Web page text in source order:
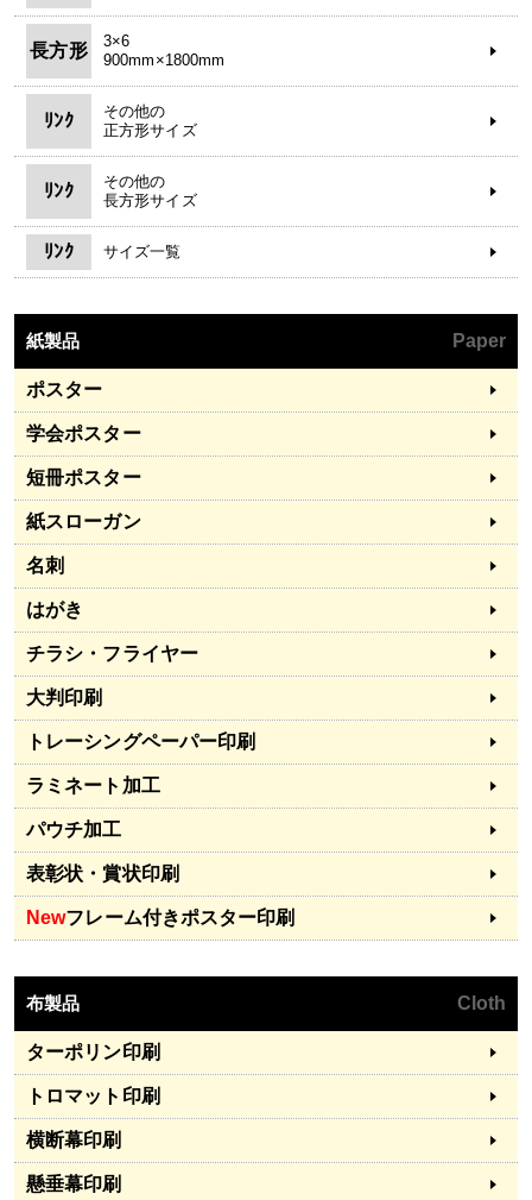
長方形
3×6
900mm×1800mm
ﾘﾝｸ
その他の
正方形サイズ
ﾘﾝｸ
その他の
長方形サイズ
ﾘﾝｸ サイズ一覧
紙製品 Paper
ポスター
学会ポスター
短冊ポスター
紙スローガン
名刺
はがき
チラシ・フライヤー
大判印刷
トレーシングペーパー印刷
ラミネート加工
パウチ加工
表彰状・賞状印刷
Newフレーム付きポスター印刷
布製品 Cloth
ターポリン印刷
トロマット印刷
横断幕印刷
懸垂幕印刷